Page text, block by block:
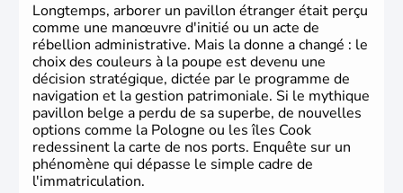
Longtemps, arborer un pavillon étranger était perçu
comme une manœuvre d'initié ou un acte de
rébellion administrative. Mais la donne a changé : le
choix des couleurs à la poupe est devenu une
décision stratégique, dictée par le programme de
navigation et la gestion patrimoniale. Si le mythique
pavillon belge a perdu de sa superbe, de nouvelles
options comme la Pologne ou les îles Cook
redessinent la carte de nos ports. Enquête sur un
phénomène qui dépasse le simple cadre de
l'immatriculation.